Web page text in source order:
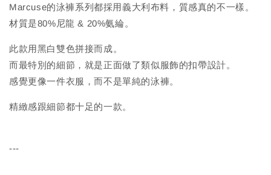
Marcuse的泳褲系列都採用義大利布料，質感真的不一樣。
材質是80%尼龍 & 20%氨綸。
此款用黑白雙色拼接而成。
而最特別的細節，就是正面做了類似服飾的扣帶設計。
感覺更像一件衣服，而不是單純的泳褲。
精緻感跟細節都十足的一款。
---